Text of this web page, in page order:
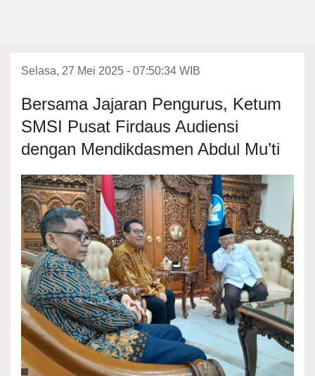
Selasa, 27 Mei 2025 - 07:50:34 WIB
Bersama Jajaran Pengurus, Ketum
SMSI Pusat Firdaus Audiensi
dengan Mendikdasmen Abdul Mu’ti